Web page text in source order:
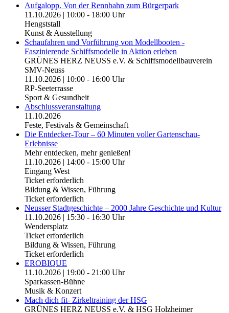
Aufgalopp. Von der Rennbahn zum Bürgerpark
11.10.2026 | 10:00 - 18:00 Uhr
Hengststall
Kunst & Ausstellung
Schaufahren und Vorführung von Modellbooten -
Faszinierende Schiffsmodelle in Aktion erleben
GRÜNES HERZ NEUSS e.V. & Schiffsmodellbauverein
SMV-Neuss
11.10.2026 | 10:00 - 16:00 Uhr
RP-Seeterrasse
Sport & Gesundheit
Abschlussveranstaltung
11.10.2026
Feste, Festivals & Gemeinschaft
Die Entdecker-Tour – 60 Minuten voller Gartenschau-
Erlebnisse
Mehr entdecken, mehr genießen!
11.10.2026 | 14:00 - 15:00 Uhr
Eingang West
Ticket erforderlich
Bildung & Wissen, Führung
Ticket erforderlich
Neusser Stadtgeschichte – 2000 Jahre Geschichte und Kultur
11.10.2026 | 15:30 - 16:30 Uhr
Wendersplatz
Ticket erforderlich
Bildung & Wissen, Führung
Ticket erforderlich
EROBIQUE
11.10.2026 | 19:00 - 21:00 Uhr
Sparkassen-Bühne
Musik & Konzert
Mach dich fit- Zirkeltraining der HSG
GRÜNES HERZ NEUSS e.V. & HSG Holzheimer